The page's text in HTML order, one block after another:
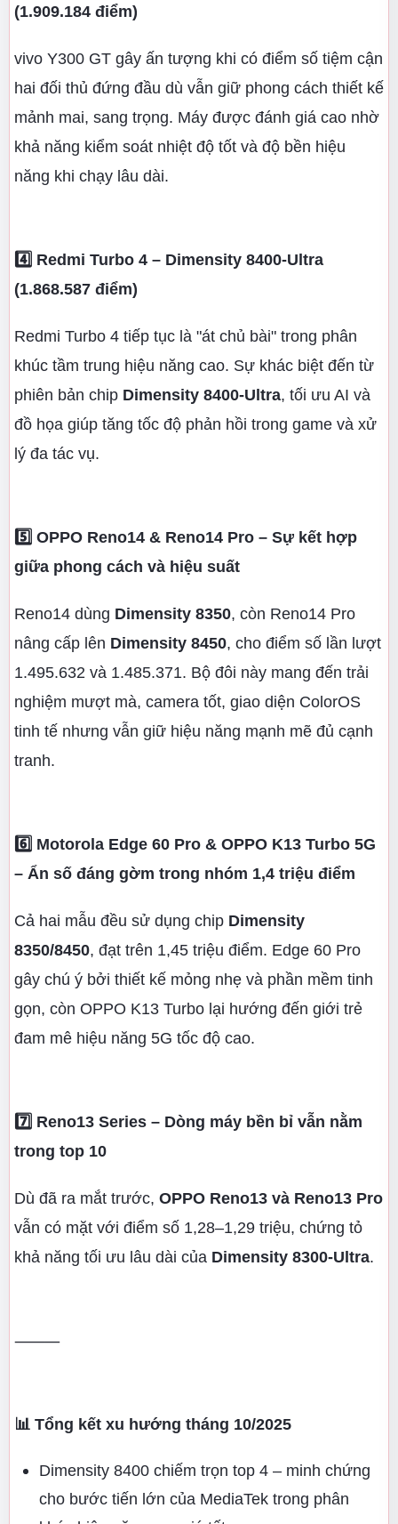
(1.909.184 điểm)
vivo Y300 GT gây ấn tượng khi có điểm số tiệm cận
hai đối thủ đứng đầu dù vẫn giữ phong cách thiết kế
mảnh mai, sang trọng. Máy được đánh giá cao nhờ
khả năng kiểm soát nhiệt độ tốt và độ bền hiệu
năng khi chạy lâu dài.
4️⃣ Redmi Turbo 4 – Dimensity 8400-Ultra
(1.868.587 điểm)
Redmi Turbo 4 tiếp tục là "át chủ bài" trong phân
khúc tầm trung hiệu năng cao. Sự khác biệt đến từ
phiên bản chip Dimensity 8400-Ultra, tối ưu AI và
đồ họa giúp tăng tốc độ phản hồi trong game và xử
lý đa tác vụ.
5️⃣ OPPO Reno14 & Reno14 Pro – Sự kết hợp
giữa phong cách và hiệu suất
Reno14 dùng Dimensity 8350, còn Reno14 Pro
nâng cấp lên Dimensity 8450, cho điểm số lần lượt
1.495.632 và 1.485.371. Bộ đôi này mang đến trải
nghiệm mượt mà, camera tốt, giao diện ColorOS
tinh tế nhưng vẫn giữ hiệu năng mạnh mẽ đủ cạnh
tranh.
6️⃣ Motorola Edge 60 Pro & OPPO K13 Turbo 5G
– Ẩn số đáng gờm trong nhóm 1,4 triệu điểm
Cả hai mẫu đều sử dụng chip Dimensity
8350/8450, đạt trên 1,45 triệu điểm. Edge 60 Pro
gây chú ý bởi thiết kế mỏng nhẹ và phần mềm tinh
gọn, còn OPPO K13 Turbo lại hướng đến giới trẻ
đam mê hiệu năng 5G tốc độ cao.
7️⃣ Reno13 Series – Dòng máy bền bỉ vẫn nằm
trong top 10
Dù đã ra mắt trước, OPPO Reno13 và Reno13 Pro
vẫn có mặt với điểm số 1,28–1,29 triệu, chứng tỏ
khả năng tối ưu lâu dài của Dimensity 8300-Ultra.
⸻
📊 Tổng kết xu hướng tháng 10/2025
Dimensity 8400 chiếm trọn top 4 – minh chứng
cho bước tiến lớn của MediaTek trong phân